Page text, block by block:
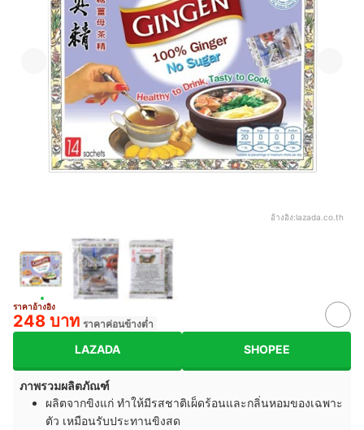
อ้างอิง:lazada.co.th
ราคาอ้างอิง
248 บาท ราคาค่อนข้างต่ำ
LAZADA SHOPEE
ภาพรวมผลิตภัณฑ์
ผลิตจากขิงแก่ ทำให้มีรสชาติเผ็ดร้อนและกลิ่นหอมของเฉพาะ
ตัว เหมือนรับประทานขิงสด